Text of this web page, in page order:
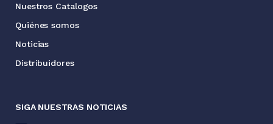
Nuestros Catalogos
Quiénes somos
Noticias
Distribuidores
SIGA NUESTRAS NOTICIAS